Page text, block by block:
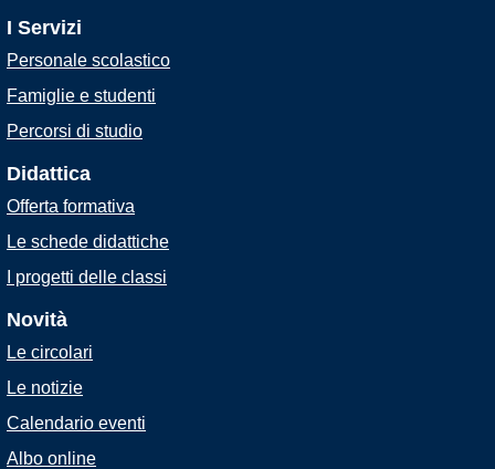
I Servizi
Personale scolastico
Famiglie e studenti
Percorsi di studio
Didattica
Offerta formativa
Le schede didattiche
I progetti delle classi
Novità
Le circolari
Le notizie
Calendario eventi
Albo online